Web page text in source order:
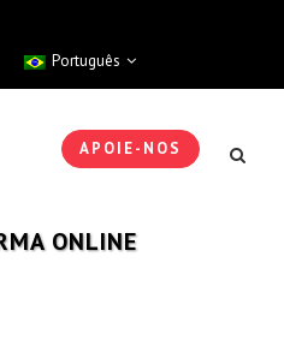
Português
APOIE-NOS
ONLINE